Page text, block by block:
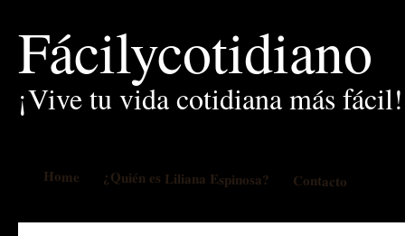
Fácilycotidiano
¡Vive tu vida cotidiana más fácil!
Home ¿Quién es Liliana Espinosa? Contacto